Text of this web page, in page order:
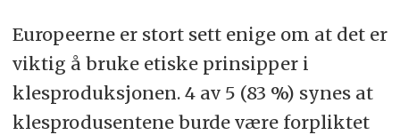
Europeerne er stort sett enige om at det er
viktig å bruke etiske prinsipper i
klesproduksjonen. 4 av 5 (83 %) synes at
klesprodusentene burde være forpliktet